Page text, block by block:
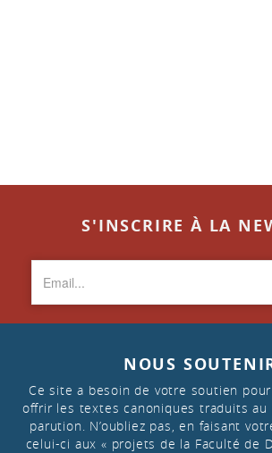
S'INSCRIRE À LA
NOUS
Ce site a besoin de votre soutien
offrir les textes canoniques traduits
parution. N’oubliez pas, en faisant
celui-ci aux « projets de la Faculté de